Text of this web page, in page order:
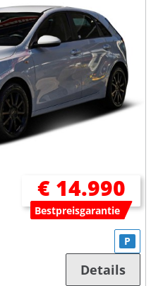
€ 14.990
Bestpreisgarantie
P
Details